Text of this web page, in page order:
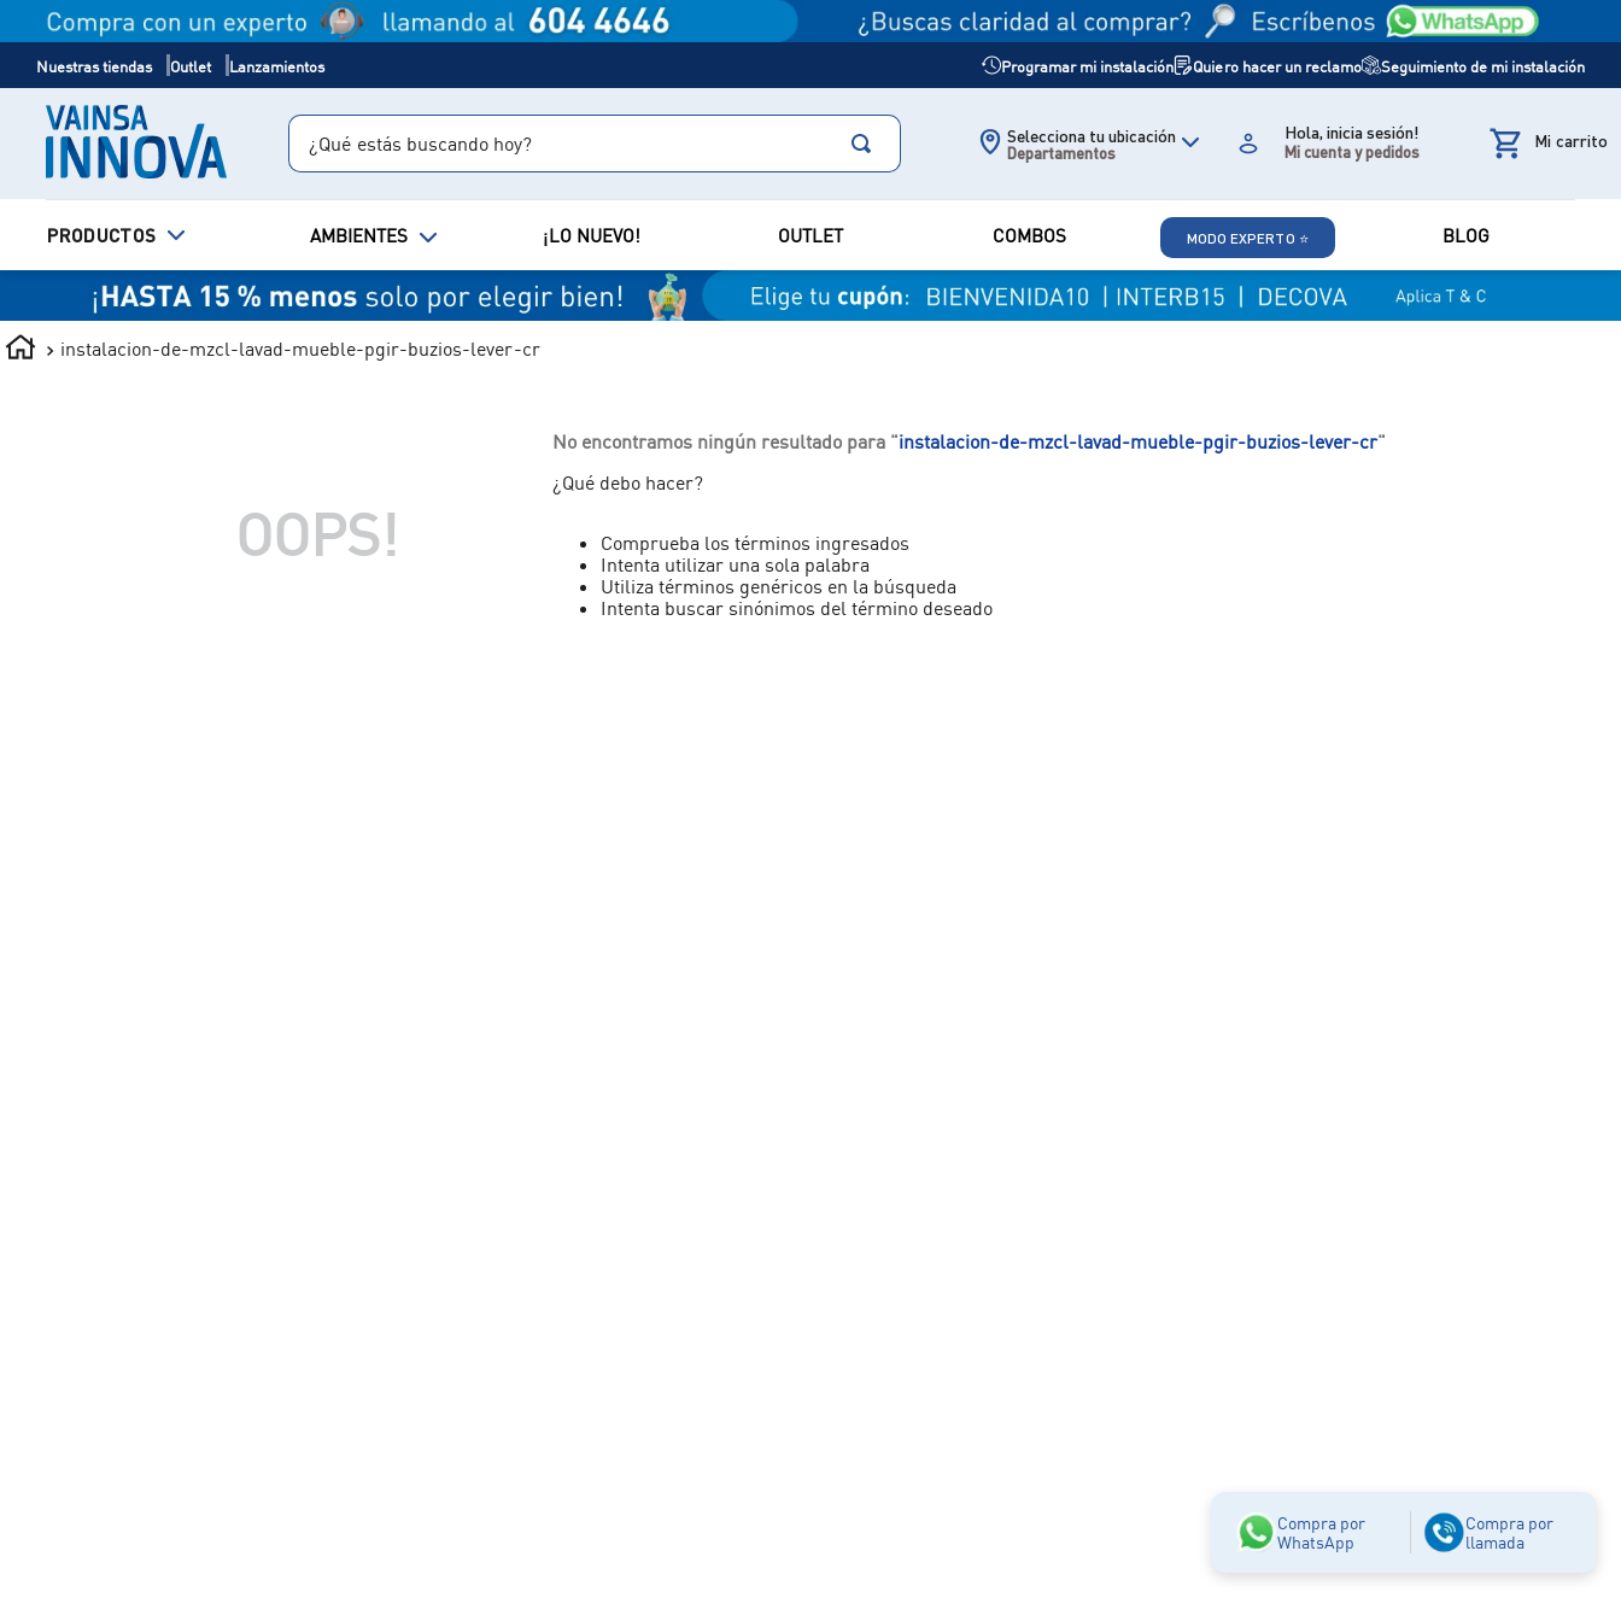
Compra por
WhatsApp
Compra por
llamada
Nuestras tiendas Outlet Lanzamientos Programar mi instalación Quiero hacer un reclamo Seguimiento de mi instalación
¿Qué estás buscando hoy? Selecciona tu ubicación
Departamentos
Hola, inicia sesión!
PRODUCTOS AMBIENTES ¡LO NUEVO! OUTLET COMBOS MODO EXPERTO ⭐ BLOG
instalacion-de-mzcl-lavad-mueble-pgir-buzios-lever-cr
OOPS!
No encontramos ningún resultado para "instalacion-de-mzcl-lavad-mueble-pgir-buzios-lever-cr"
¿Qué debo hacer?
Comprueba los términos ingresados
Intenta utilizar una sola palabra
Utiliza términos genéricos en la búsqueda
Intenta buscar sinónimos del término deseado
ducha
3